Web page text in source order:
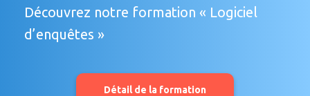
Découvrez notre formation « Logiciel
d’enquêtes »
Détail de la formation